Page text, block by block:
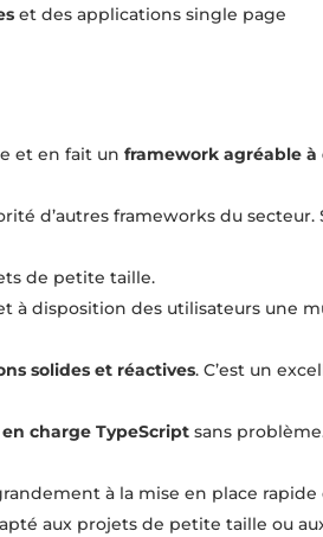
et des applications single page
et en fait un framework agréable
d’autres frameworks du
de petite taille.
à disposition des utilisateurs une
solides et réactives. C’est un
charge TypeScript sans
à la mise en place rapide
aux projets de petite taille ou